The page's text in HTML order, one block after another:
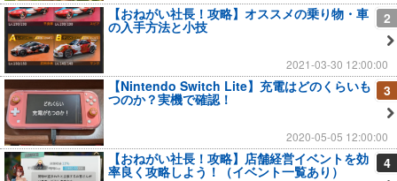
2
【おねがい社長！攻略】オススメの乗り物・車
の入手方法と小技
2021-03-30 12:00:00
3
【Nintendo Switch Lite】充電はどのくらいも
つのか？実機で確認！
2020-05-05 12:00:00
4
【おねがい社長！攻略】店舗経営イベントを効
率良く攻略しよう！（イベント一覧あり）